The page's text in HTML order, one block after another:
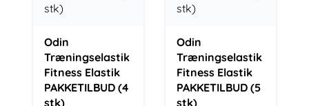
Odin
Træningselastik
Fitness Elastik
PAKKETILBUD (4
stk)
Odin
Træningselastik
Fitness Elastik
PAKKETILBUD (5
stk)